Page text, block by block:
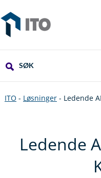
SØK
ITO - Løsninger- Ledende
Ledende